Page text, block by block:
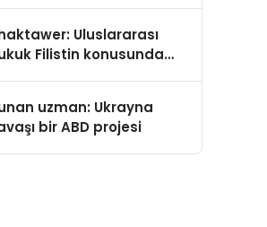
Ortaya Koydu
Uluslararası
Filistin konusunda
uzman: Ukrayna
bir ABD projesi